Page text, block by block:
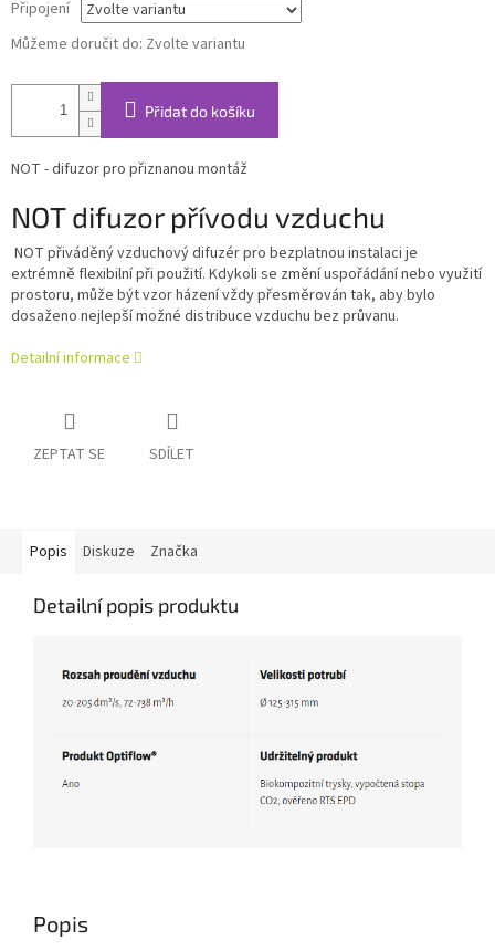
Připojení
Můžeme doručit do: Zvolte variantu
Přidat do košíku
NOT - difuzor pro přiznanou montáž
NOT difuzor přívodu vzduchu
NOT přiváděný vzduchový difuzér pro bezplatnou instalaci je
extrémně flexibilní při použití. Kdykoli se změní uspořádání nebo využití
prostoru, může být vzor házení vždy přesměrován tak, aby bylo
dosaženo nejlepší možné distribuce vzduchu bez průvanu.
Detailní informace
ZEPTAT SE SDÍLET
Popis Diskuze Značka
Detailní popis produktu
Popis